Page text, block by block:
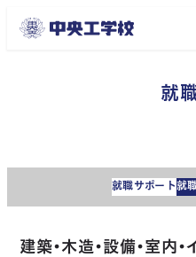
就
就職サポート 就
建築・木造・設備・室内・